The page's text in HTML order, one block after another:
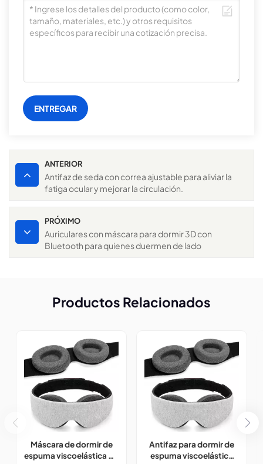
ENTREGAR
ANTERIOR
Antifaz de seda con correa ajustable para aliviar la
fatiga ocular y mejorar la circulación.
PRÓXIMO
Auriculares con máscara para dormir 3D con
Bluetooth para quienes duermen de lado
Productos Relacionados
Máscara de dormir de
espuma viscoelástica 3D
Antifaz para dormir de
espuma viscoelástica